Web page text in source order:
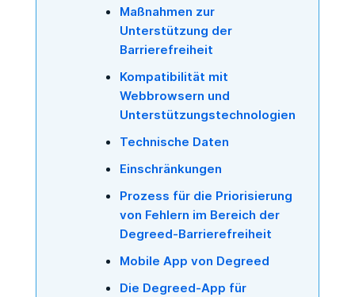
Maßnahmen zur
Unterstützung der
Barrierefreiheit
Kompatibilität mit
Webbrowsern und
Unterstützungstechnologien
Technische Daten
Einschränkungen
Prozess für die Priorisierung
von Fehlern im Bereich der
Degreed-Barrierefreiheit
Mobile App von Degreed
Die Degreed-App für